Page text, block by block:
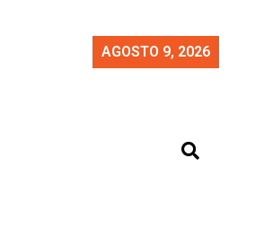
AGOSTO 9, 2026